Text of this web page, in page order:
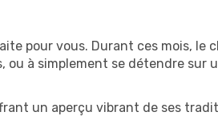
pour vous. Durant ces mois, le
à simplement se détendre sur
un aperçu vibrant de ses